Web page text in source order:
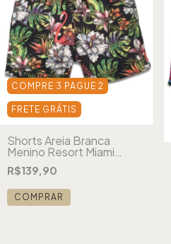
COMPRE 3 PAGUE 2
FRETE GRÁTIS
Shorts Areia Branca
Menino Resort Miami
Estampado Preto
R$139,90
COMPRAR